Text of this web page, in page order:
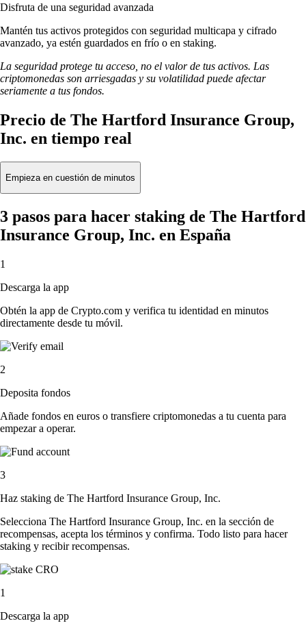
Disfruta de una seguridad avanzada
Mantén tus activos protegidos con seguridad multicapa y cifrado
avanzado, ya estén guardados en frío o en staking.
La seguridad protege tu acceso, no el valor de tus activos. Las
criptomonedas son arriesgadas y su volatilidad puede afectar
seriamente a tus fondos.
Precio de The Hartford Insurance Group,
Inc. en tiempo real
Empieza en cuestión de minutos
3 pasos para hacer staking de The Hartford
Insurance Group, Inc. en España
1
Descarga la app
Obtén la app de Crypto.com y verifica tu identidad en minutos
directamente desde tu móvil.
2
Deposita fondos
Añade fondos en euros o transfiere criptomonedas a tu cuenta para
empezar a operar.
3
Haz staking de The Hartford Insurance Group, Inc.
Selecciona The Hartford Insurance Group, Inc. en la sección de
recompensas, acepta los términos y confirma. Todo listo para hacer
staking y recibir recompensas.
1
Descarga la app